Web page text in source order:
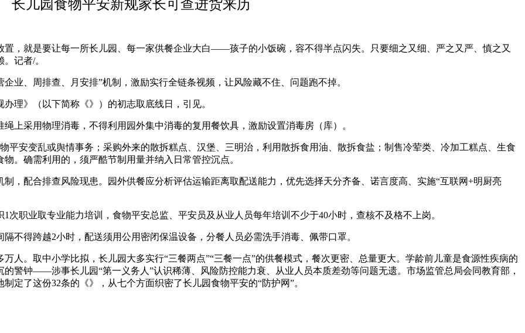
长儿园食物平安新规家长可查进货来历
就是要让每一所长儿园、每一家供餐企业大白——孩子的小饭碗，容不得半点闪失。只要细之又细、严之又严、慎之又
记者/。
、周排查、月安排”机制，激励实行全链条视频，让风险藏不住、问题跑不掉。
》（以下简称《》）的初志取底线日，引见。
采用物理消毒，不得利用园外集中消毒的复用餐饮具，激励设置消毒房（库）。
变乱或舆情事务；采购外来的散拆糕点、汉堡、三明治，利用散拆食用油、散拆食盐；制售冷荤类、冷加工糕点、生食
。确需利用的，须严酷节制用量并纳入日常管控沉点。
配合排查风险现患。园外供餐应分析评估运输距离取配送能力，优先选择天分齐备、诺言度高、实施“互联网+明厨亮
业取专业能力培训，食物平安总监、平安员及从业人员每年培训不少于40小时，查核不及格不上岗。
得跨越2小时，配送须用公用密闭保温设备，分餐人员必需洗手消毒、佩带口罩。
。取中小学比拟，长儿园大多实行“三餐两点”“三餐一点”的供餐模式，餐次更密、总量更大。学龄前儿童是食源性疾病的
警钟——涉事长儿园“第一义务人”认识稀薄、风险防控能力衰、从业人员本质差劲等问题无遗。市场监管总局会同教育部，
定了这份32条的《》，从七个方面织密了长儿园食物平安的“防护网”。